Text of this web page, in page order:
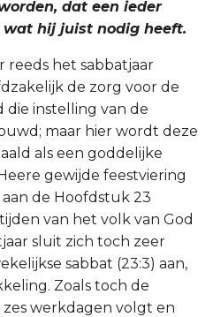
dat een ieder
hij juist nodig heeft.
reeds het sabbatjaar
de zorg voor de
instelling van de
maar hier wordt deze
als een goddelijke
gewijde feestviering
de Hoofdstuk 23
van het volk van God
sluit zich toch zeer
sabbat (23:3) aan,
Zoals toch de
werkdagen volgt en